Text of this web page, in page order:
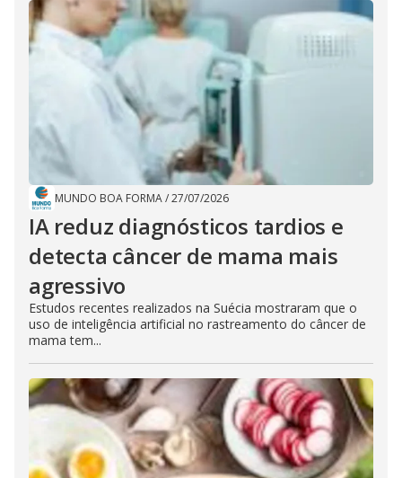
MUNDO BOA FORMA/27/07/2026
IA reduz diagnósticos tardios e
detecta câncer de mama mais
agressivo
Estudos recentes realizados na Suécia mostraram que o
uso de inteligência artificial no rastreamento do câncer de
mama tem...